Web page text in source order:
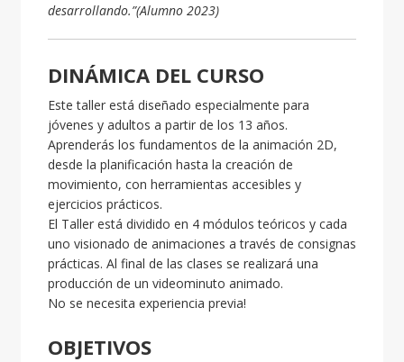
desarrollando.”(Alumno 2023)
DINÁMICA DEL CURSO
Este taller está diseñado especialmente para
jóvenes y adultos a partir de los 13 años.
Aprenderás los fundamentos de la animación 2D,
desde la planificación hasta la creación de
movimiento, con herramientas accesibles y
ejercicios prácticos.
El Taller está dividido en 4 módulos teóricos y cada
uno visionado de animaciones a través de consignas
prácticas. Al final de las clases se realizará una
producción de un videominuto animado.
No se necesita experiencia previa!
OBJETIVOS